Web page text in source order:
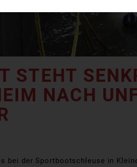
STEHT
NACH
bei der Sportbootschleuse in